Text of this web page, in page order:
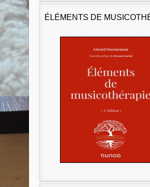
ÉLÉMENTS DE